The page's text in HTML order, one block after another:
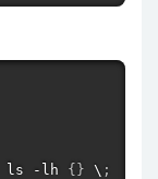
ls -lh {} \ ;